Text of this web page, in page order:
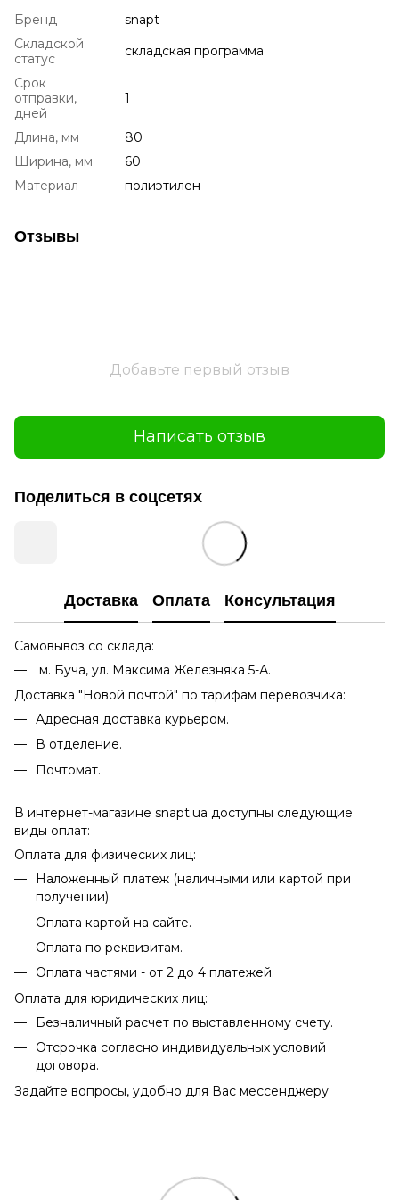
Бренд
snapt
Складской
статус
складская программа
Срок
отправки,
дней
1
Длина, мм
80
Ширина, мм
60
Материал
полиэтилен
Отзывы
Добавьте первый отзыв
Написать отзыв
Поделиться в соцсетях
Доставка Оплата Консультация
Самовывоз со склада:
м. Буча, ул. Максима Железняка 5-А.
Доставка "Новой почтой" по тарифам перевозчика:
Адресная доставка курьером.
В отделение.
Почтомат.
В интернет-магазине snapt.ua доступны следующие
виды оплат:
Оплата для физических лиц:
Наложенный платеж (наличными или картой при
получении).
Оплата картой на сайте.
Оплата по реквизитам.
Оплата частями - от 2 до 4 платежей.
Оплата для юридических лиц:
Безналичный расчет по выставленному счету.
Отсрочка согласно индивидуальных условий
договора.
Задайте вопросы, удобно для Вас мессенджеру